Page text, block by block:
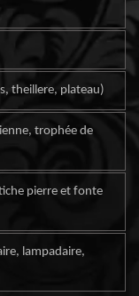
theillere, plateau)
trophée de
pierre et fonte
lampadaire,